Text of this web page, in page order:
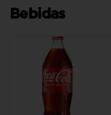
Bebidas